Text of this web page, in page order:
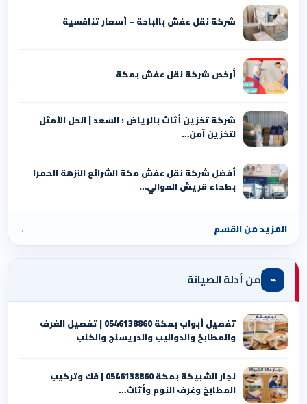
شركة نقل عفش بالباحة – أسعار تنافسية
أرخص شركة نقل عفش بمكة
شركة تخزين أثاث بالرياض : السعد | الحل الأمثل
لتخزين آمن…
أفضل شركة نقل عفش مكة الشرائع النزهة الحمرا
بطحاء قريش العوالي…
المزيد من القسم ←
⌁ من أدلة الصيانة
تفصيل أبواب بمكة 0546138860 | تفصيل الغرف
والمطابخ والدواليب والدريسنج والكنب
نجار الشبيكة بمكة 0546138860⁩ | فك وتركيب
المطابخ وغرف النوم وأثاث…